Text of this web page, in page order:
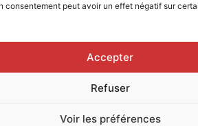
consentement peut avoir un effet négatif sur
Accepter
Refuser
Voir les préférences